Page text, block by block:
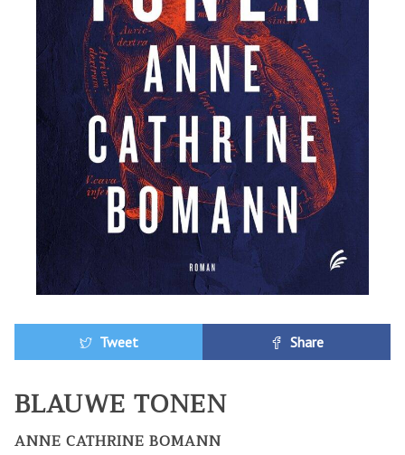
Tweet Share
BLAUWE TONEN
ANNE CATHRINE BOMANN